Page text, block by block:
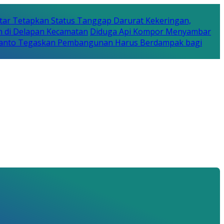
Tetapkan Status Tanggap Darurat Kekeringan,
Delapan Kecamatan Diduga Api Kompor Menyambar
Tegaskan Pembangunan Harus Berdampak bagi